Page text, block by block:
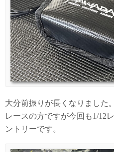
大分前振りが長くなりました。
レースの方ですが今回も1/12
ントリーです。